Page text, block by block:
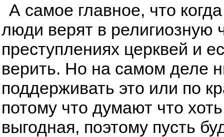
А самое главное, что
люди верят в религиозную
преступлениях церквей и
верить. Но на самом деле
поддерживать это или по
потому что думают что
выгодная, поэтому пусть